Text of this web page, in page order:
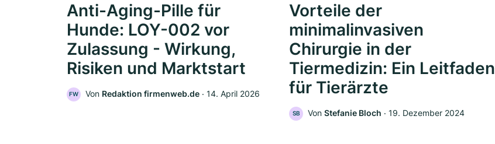
Anti-Aging-Pille für
Hunde: LOY-002 vor
Zulassung - Wirkung,
Risiken und Marktstart
FW Von Redaktion firmenweb.de ‧ 14. April 2026
Vorteile der
minimalinvasiven
Chirurgie in der
Tiermedizin: Ein Leitfaden
für Tierärzte
SB Von Stefanie Bloch ‧ 19. Dezember 2024